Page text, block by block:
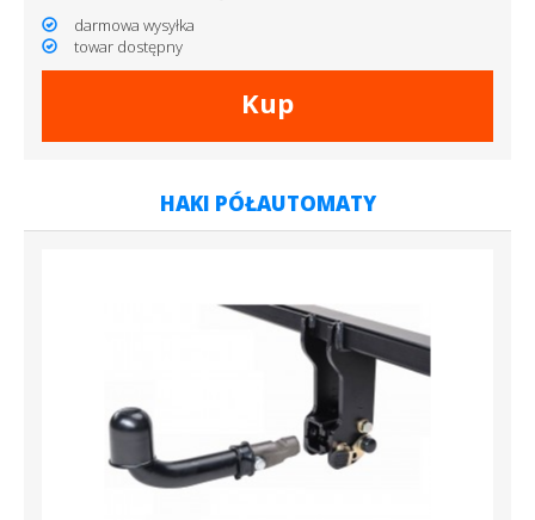
darmowa wysyłka
towar dostępny
Kup
HAKI PÓŁAUTOMATY